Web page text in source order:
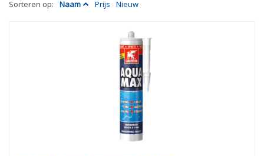
Sorteren op: Naam Prijs Nieuw